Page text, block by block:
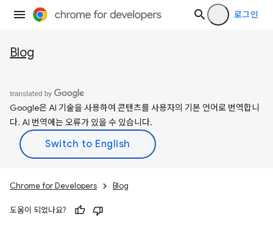
로그인
Blog
Google은 AI 기술을 사용하여 콘텐츠를 사용자의 기본 언어로 번역합니
다. AI 번역에는 오류가 있을 수 있습니다.
Chrome for Developers Blog
도움이 되었나요?